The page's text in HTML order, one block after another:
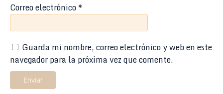
Correo electrónico*
Guarda mi nombre, correo electrónico y web en este
navegador para la próxima vez que comente.